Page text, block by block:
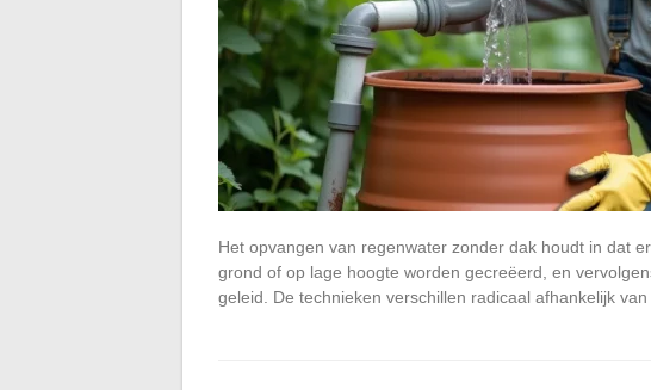
Het opvangen van regenwater zonder dak houdt in dat
grond of op lage hoogte worden gecreëerd, en
geleid. De technieken verschillen radicaal afhankelijk